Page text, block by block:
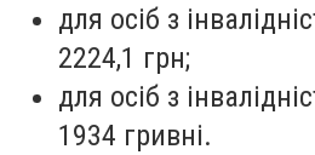
для осіб з
2224,1 грн;
для осіб з
1934 гривні.